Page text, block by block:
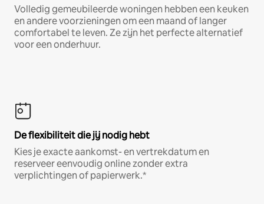
Volledig gemeubileerde woningen hebben een keuken
en andere voorzieningen om een maand of langer
comfortabel te leven. Ze zijn het perfecte alternatief
voor een onderhuur.
De flexibiliteit die jij nodig hebt
Kies je exacte aankomst- en vertrekdatum en
reserveer eenvoudig online zonder extra
verplichtingen of papierwerk.*